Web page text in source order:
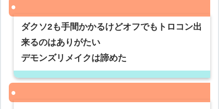
ダクソ2も手間かかるけどオフでもトロコン出
来るのはありがたい
デモンズリメイクは諦めた